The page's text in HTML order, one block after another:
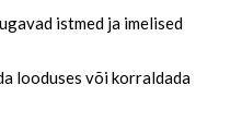
istmed ja imelised
looduses või korraldada